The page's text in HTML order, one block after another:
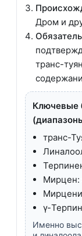
Дром и
транс-
Ключевые
транс-
Мирцен:
γ-
Именно